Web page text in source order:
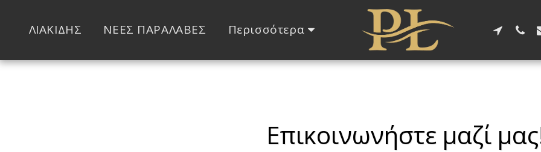
ΛΙΑΚΙΔΗΣ ΝΕΕΣ ΠΑΡΑΛΑΒΕΣ Περισσότερα
Επικοινωνήστε μαζί